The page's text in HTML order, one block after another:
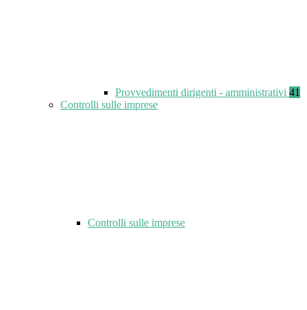
Provvedimenti dirigenti - amministrativi 41
Controlli sulle imprese
Controlli sulle imprese